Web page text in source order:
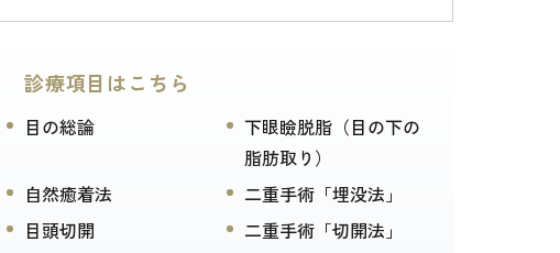
診療項目はこちら
目の総論
下眼瞼脱脂（目の下の
脂肪取り）
自然癒着法
二重手術「埋没法」
目頭切開
二重手術「切開法」